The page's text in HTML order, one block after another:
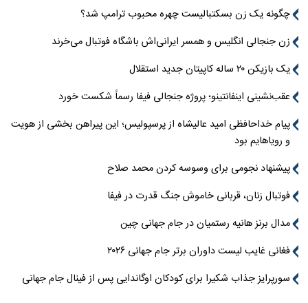
چگونه یک زن بسکتبالیست چهره محبوب ترامپ شد؟
زن جنجالی انگلیس و همسر ایرانی‌اش باشگاه فوتبال می‌خرند
یک بازیکن ۲۰ ساله کاپیتان جدید استقلال
عقب‌نشینی اینفانتینو؛ پروژه جنجالی فیفا رسماً شکست خورد
پیام خداحافظی امید عالیشاه از پرسپولیس؛ این پیراهن بخشی از هویت
و رویاهایم بود
پیشنهاد نجومی برای وسوسه کردن محمد صلاح
فوتبال زنان، قربانی خاموش جنگ قدرت در فیفا
مدال برنز هانیه رستمیان در جام جهانی چین
فغانی غایب لیست داوران برتر جام جهانی ۲۰۲۶
سورپرایز جذاب شکیرا برای کودکان اوگاندایی پس از فینال جام جهانی